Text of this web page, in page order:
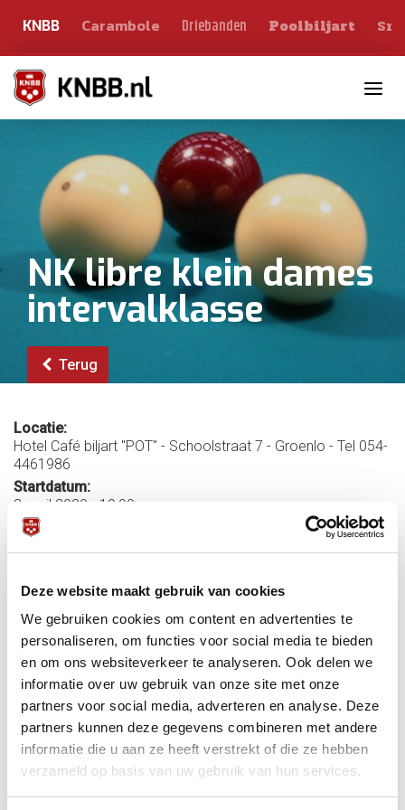
Deze website maakt gebruik van cookies
We gebruiken cookies om content en advertenties te
personaliseren, om functies voor social media te bieden
en om ons websiteverkeer te analyseren. Ook delen we
informatie over uw gebruik van onze site met onze
partners voor social media, adverteren en analyse. Deze
partners kunnen deze gegevens combineren met andere
informatie die u aan ze heeft verstrekt of die ze hebben
verzameld op basis van uw gebruik van hun services.
KNBB Carambole Driebanden Poolbiljart
NK libre klein dames
intervalklasse
Terug
Locatie:
Hotel Café biljart "POT" - Schoolstraat 7 - Groenlo - Tel 054-
4461986
Startdatum:
3 april 2020 - 19:00
Einddatum:
Meer informatie:
Uitslagen
EVENEMENT AFGELAST I.V.M. CORONAVIRUS
Publicatie
Uitslagen gewestelijke finales
MN 1 -NON (2 afv)
WN 1- WN 2-ZN 1- ZN 2
Inschrijven bij de wedstrijdleider PK van uw district >>>klik
hier
Contactpersoon Bondsbureau: Ad Klijn Telefoon: 030-
6008403 E-mail:
a.klijn@knbb.nl